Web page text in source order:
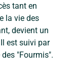
tant en
la vie des
devient un
est suivi par
"Fourmis".